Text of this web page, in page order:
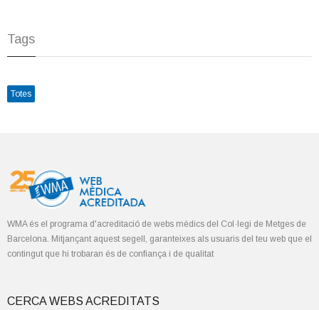
Tags
Totes
WMA és el programa d'acreditació de webs mèdics del Col·legi de Metges de
Barcelona. Mitjançant aquest segell, garanteixes als usuaris del teu web que el
contingut que hi trobaran és de confiança i de qualitat
CERCA WEBS ACREDITATS